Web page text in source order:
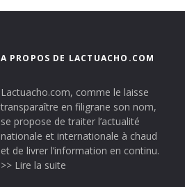
A PROPOS DE LACTUACHO.COM
Lactuacho.com, comme le laisse
transparaître en filigrane son nom,
se propose de traiter l’actualité
nationale et internationale à chaud
et de livrer l’information en continu.
>> Lire la suite